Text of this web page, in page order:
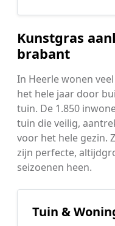
Kunstgras
brabant
In Heerle wonen
het hele jaar door
tuin. De 1.850
tuin die veilig,
voor het hele gezin.
zijn perfecte,
seizoenen heen.
Tuin &